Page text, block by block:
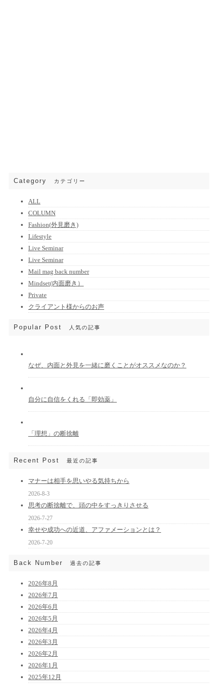
Category カテゴリー
ALL
COLUMN
Fashion(外見磨き)
Lifestyle
Live Seminar
Live Seminar
Mail mag back number
Mindset(内面磨き）
Private
クライアント様からのお声
Popular Post 人気の記事
なぜ、内面と外見を一緒に磨くことがオススメなのか？
自分に自信をくれる「即効薬」
「理想」の断捨離
Recent Post 最近の記事
マナーは相手を思いやる気持ちから
2026-8-3
思考の断捨離で、頭の中をすっきりさせる
2026-7-27
幸せや成功への近道、アファメーションとは？
2026-7-20
Back Number 過去の記事
2026年8月
2026年7月
2026年6月
2026年5月
2026年4月
2026年3月
2026年2月
2026年1月
2025年12月